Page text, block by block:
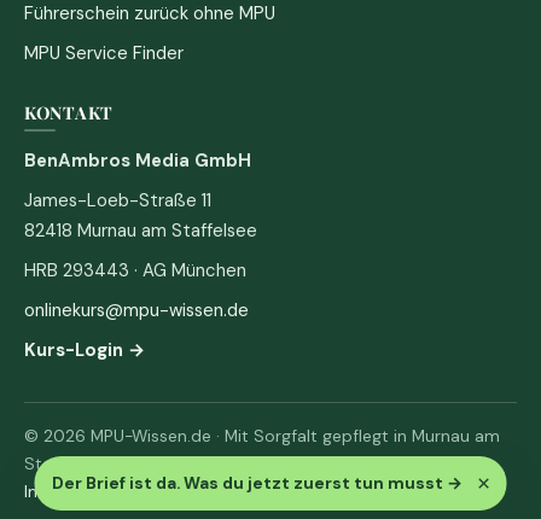
Der Brief ist da. Was du jetzt zuerst tun musst → ×
Führerschein zurück ohne MPU
MPU Service Finder
KONTAKT
BenAmbros Media GmbH
James-Loeb-Straße 11
82418 Murnau am Staffelsee
HRB 293443 · AG München
onlinekurs@mpu-wissen.de
Kurs-Login →
© 2026 MPU-Wissen.de · Mit Sorgfalt gepflegt in Murnau am
Staffelsee
Impressum· Datenschutz & AGB